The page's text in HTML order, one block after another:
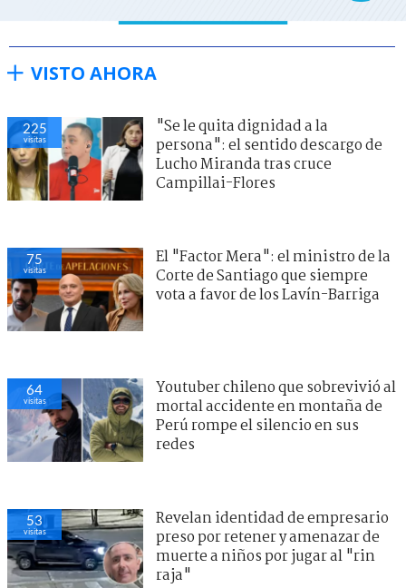
VISTO AHORA
225
visitas
"Se le quita dignidad a la
persona": el sentido descargo de
Lucho Miranda tras cruce
Campillai-Flores
75
visitas
El "Factor Mera": el ministro de la
Corte de Santiago que siempre
vota a favor de los Lavín-Barriga
64
visitas
Youtuber chileno que sobrevivió al
mortal accidente en montaña de
Perú rompe el silencio en sus
redes
53
visitas
Revelan identidad de empresario
preso por retener y amenazar de
muerte a niños por jugar al "rin
raja"